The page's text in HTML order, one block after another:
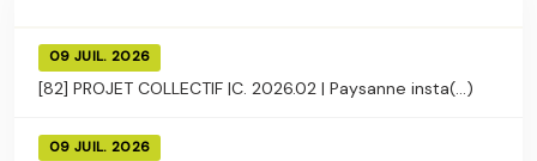
09 JUIL. 2026
[82] PROJET COLLECTIF |C. 2026.02 | Paysanne insta(...)
09 JUIL. 2026